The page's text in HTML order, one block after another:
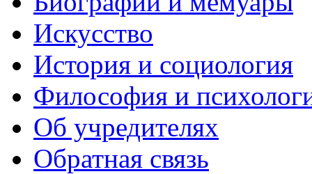
Искусство
История и социология
Философия и
Об учредителях
Обратная связь